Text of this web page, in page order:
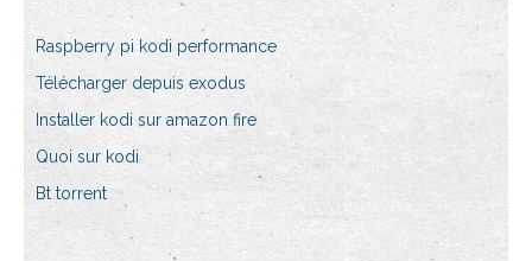
Raspberry pi kodi performance
Télécharger depuis exodus
Installer kodi sur amazon fire
Quoi sur kodi
Bt torrent